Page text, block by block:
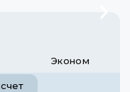
Эконом